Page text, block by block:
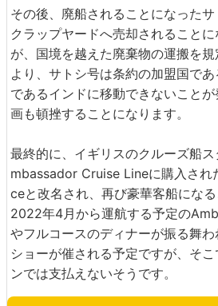
その後、廃船されることになった
クラップヤードへ売却されること
が、国境を越えた廃棄物の運搬を
より、サトシ号は条約の加盟国で
であるインドに移動できないこと
画も頓挫することになります。
最終的に、イギリスのクルーズ船
mbassador Cruise Lineに購入され
ceと改名され、再び豪華客船になる
2022年4月から運航する予定の
やフルコースのディナーが振る舞
ショーが催される予定ですが、そ
ンでは支払えないそうです。